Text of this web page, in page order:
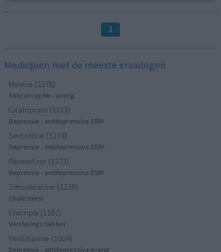
1
Medicijnen met de meeste ervaringen
Mirena (2378)
Anticonceptie - overig
Citalopram (1513)
Depressie - antidepressiva SSRI
Sertraline (1274)
Depressie - antidepressiva SSRI
Paroxetine (1272)
Depressie - antidepressiva SSRI
Simvastatine (1228)
Cholesterol
Champix (1187)
Verslavingsziekten
Venlafaxine (1004)
Depressie - antidepressiva overig